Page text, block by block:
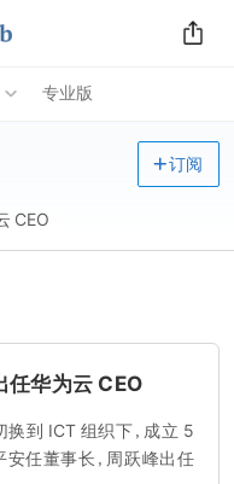
专业版
CEO
订阅
任华为云 CEO
到 ICT 组织下，成立 5
任董事长，周跃峰出任